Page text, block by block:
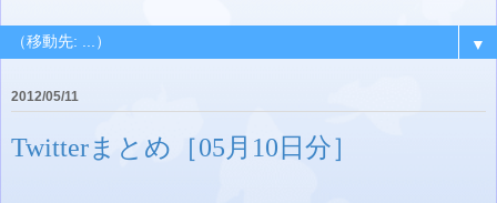
▼
2012/05/11
Twitterまとめ［05月10日分］